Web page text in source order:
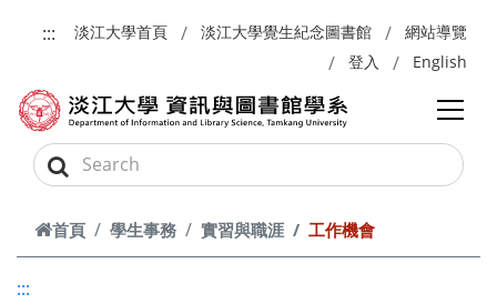
:::
淡江大學首頁 淡江大學覺生紀念圖書館
網站導覽
登入
English
首頁 學生事務 實習與職涯 工作機會
:::